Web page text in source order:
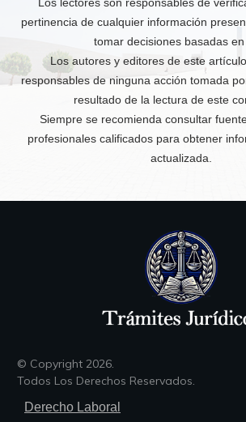
pertinencia de cualquier información
tomar decisiones basadas en
Los autores y editores de este
responsables de ninguna acción tomada
resultado de la lectura de este
Siempre se recomienda consultar
profesionales calificados para obtener
actualizada.
© Copyright 2026.
Todos Los Derechos Reservados.
Derecho Laboral